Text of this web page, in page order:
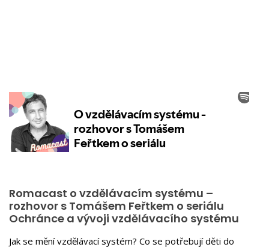
Romacast o vzdělávacím systému –
rozhovor s Tomášem Feřtkem o seriálu
Ochránce a vývoji vzdělávacího systému
Jak se mění vzdělávací systém? Co se potřebují děti do